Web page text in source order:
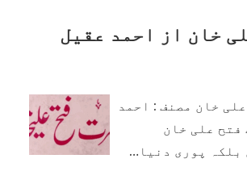
خان از احمد عقیل
خان مصنف : احمد
فتح علی خان
بلکہ پوری دنیا…